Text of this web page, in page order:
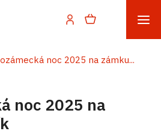
noc 2025 na zámku...
noc 2025 na